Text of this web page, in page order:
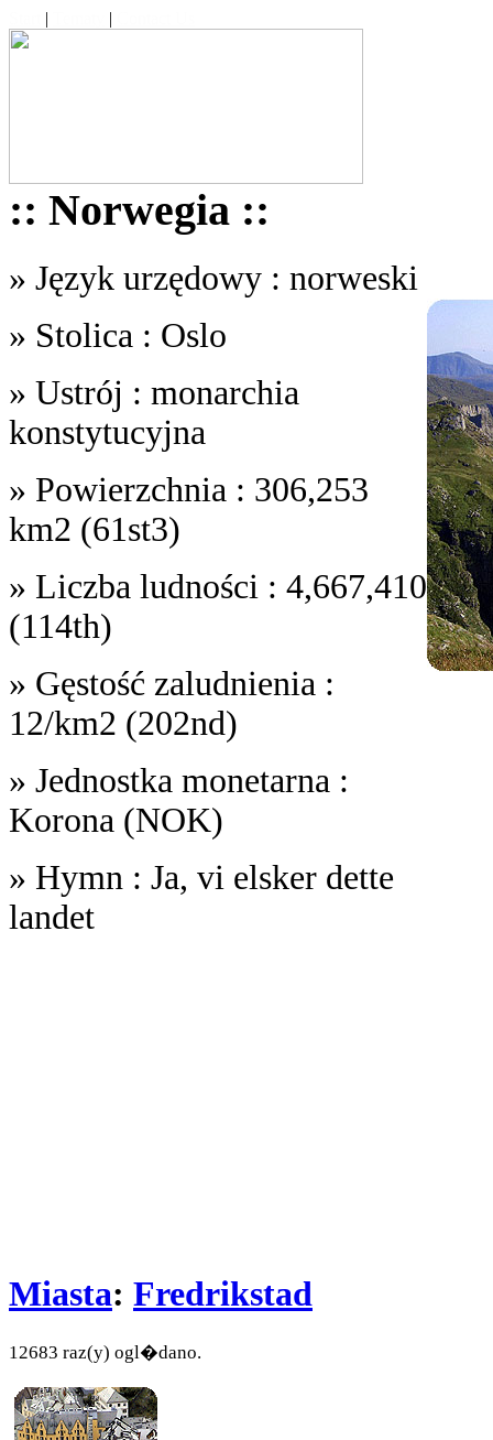
| |
:: Norwegia ::
» Język urzędowy : norweski
» Stolica : Oslo
» Ustrój : monarchia
konstytucyjna
» Powierzchnia : 306,253
km2 (61st3)
» Liczba ludności : 4,667,410
(114th)
» Gęstość zaludnienia :
12/km2 (202nd)
» Jednostka monetarna :
Korona (NOK)
» Hymn : Ja, vi elsker dette
landet
Miasta: Fredrikstad
12683 raz(y) ogl�dano.